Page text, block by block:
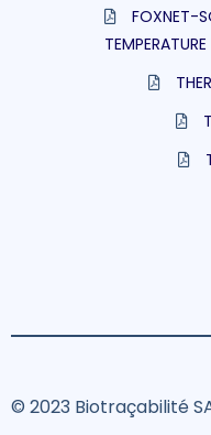
FOXNET-
TEMPERATURE
© 2023 Biotraçabilité